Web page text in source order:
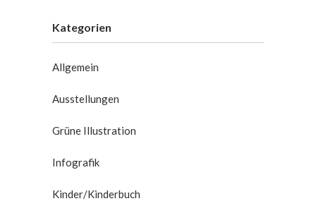
Kategorien
Allgemein
Ausstellungen
Grüne Illustration
Infografik
Kinder/Kinderbuch